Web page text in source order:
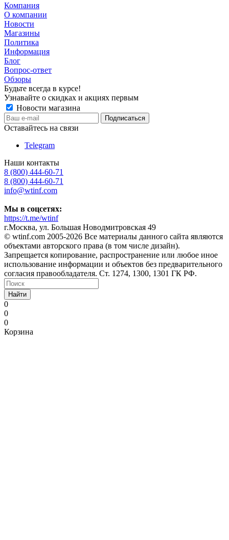
Компания
О компании
Новости
Магазины
Политика
Информация
Блог
Вопрос-ответ
Обзоры
Будьте всегда в курсе!
Узнавайте о скидках и акциях первым
Новости магазина
Оставайтесь на связи
Telegram
Наши контакты
8 (800) 444-60-71
8 (800) 444-60-71
info@wtinf.com
Мы в соцсетях:
https://t.me/wtinf
г.Москва, ул. Большая Новодмитровская 49
©️ wtinf.com 2005-2026 Все материалы данного сайта являются
объектами авторского права (в том числе дизайн).
Запрещается копирование, распространение или любое иное
использование информации и объектов без предварительного
согласия правообладателя. Ст. 1274, 1300, 1301 ГК РФ.
Найти
0
0
0
Корзина